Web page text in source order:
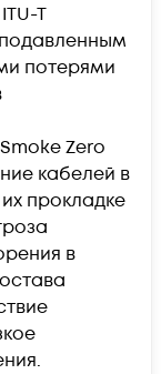
T
потерями
Zero
кабелей в
прокладке
в